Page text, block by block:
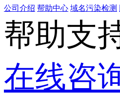
公司介绍 帮助中心 域名污染检测
帮助支
在线咨